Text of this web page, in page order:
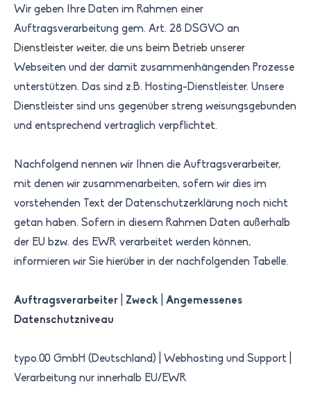
Wir geben Ihre Daten im Rahmen einer
Auftragsverarbeitung gem. Art. 28 DSGVO an
Dienstleister weiter, die uns beim Betrieb unserer
Webseiten und der damit zusammenhängenden Prozesse
unterstützen. Das sind z.B. Hosting-Dienstleister. Unsere
Dienstleister sind uns gegenüber streng weisungsgebunden
und entsprechend vertraglich verpflichtet.
Nachfolgend nennen wir Ihnen die Auftragsverarbeiter,
mit denen wir zusammenarbeiten, sofern wir dies im
vorstehenden Text der Datenschutzerklärung noch nicht
getan haben. Sofern in diesem Rahmen Daten außerhalb
der EU bzw. des EWR verarbeitet werden können,
informieren wir Sie hierüber in der nachfolgenden Tabelle.
Auftragsverarbeiter Zweck
Angemessenes
Datenschutzniveau
typo.00 GmbH (Deutschland) | Webhosting und Support |
Verarbeitung nur innerhalb EU/EWR